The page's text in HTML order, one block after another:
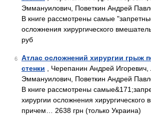
Эммануилович, Поветкин Андрей
В книге рассмотрены самые
осложнения хирургического
руб
6
Атлас осложнений хирургии грыж
стенки , Черепанин Андрей Игоревич,
Эммануилович, Поветкин Андрей
В книге рассмотрены
хирургии осложнения хирургического
причем… 2638 грн (только Украина)